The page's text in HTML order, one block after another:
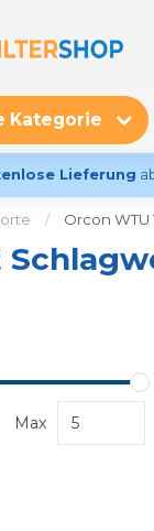
Kategorie
Lieferung
/ Orcon WTU
Max